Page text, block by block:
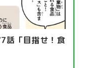
話「目指せ！食